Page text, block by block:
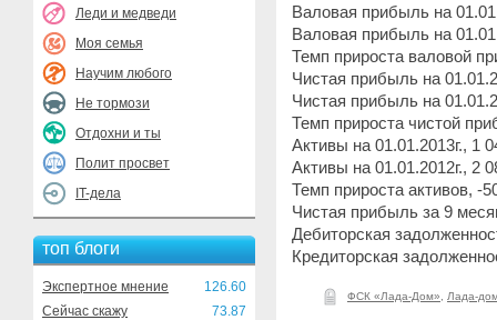
Леди и медведи
Моя семья
Научим любого
Не тормози
Отдохни и ты
Полит просвет
IT-дела
топ блоги
Экспертное мнение
126.60
Сейчас скажу
73.87
Валовая прибыль на
Валовая прибыль на
Темп прироста валовой
Чистая прибыль на
Чистая прибыль на
Темп прироста чистой
Активы на 01.01.2013г., 1
Активы на 01.01.2012г., 2
Темп прироста активов, -
Чистая прибыль за 9
Дебиторская
Кредиторская
ФСК «Лада-Дом» Лада-